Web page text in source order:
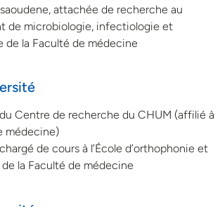
attachée de recherche au
de microbiologie, infectiologie et
de la Faculté de médecine
Centre de recherche du CHUM (affilié à
médecine)
de cours à l’École d’orthophonie et
de la Faculté de médecine